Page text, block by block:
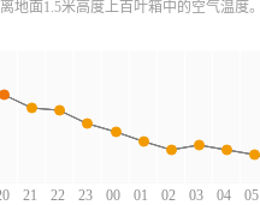
21 22 23 00 01 02 03 04 05
地面1.5米高度上百叶箱中的空气温度。